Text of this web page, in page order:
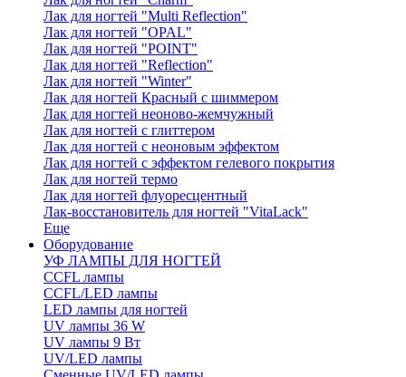
Лак для ногтей "Multi Reflection"
Лак для ногтей "OPAL"
Лак для ногтей "POINT"
Лак для ногтей "Reflection"
Лак для ногтей "Winter"
Лак для ногтей Красный с шиммером
Лак для ногтей неоново-жемчужный
Лак для ногтей с глиттером
Лак для ногтей с неоновым эффектом
Лак для ногтей с эффектом гелевого покрытия
Лак для ногтей термо
Лак для ногтей флуоресцентный
Лак-восстановитель для ногтей "VitaLack"
Еще
Оборудование
УФ ЛАМПЫ ДЛЯ НОГТЕЙ
CCFL лампы
CCFL/LED лампы
LED лампы для ногтей
UV лампы 36 W
UV лампы 9 Вт
UV/LED лампы